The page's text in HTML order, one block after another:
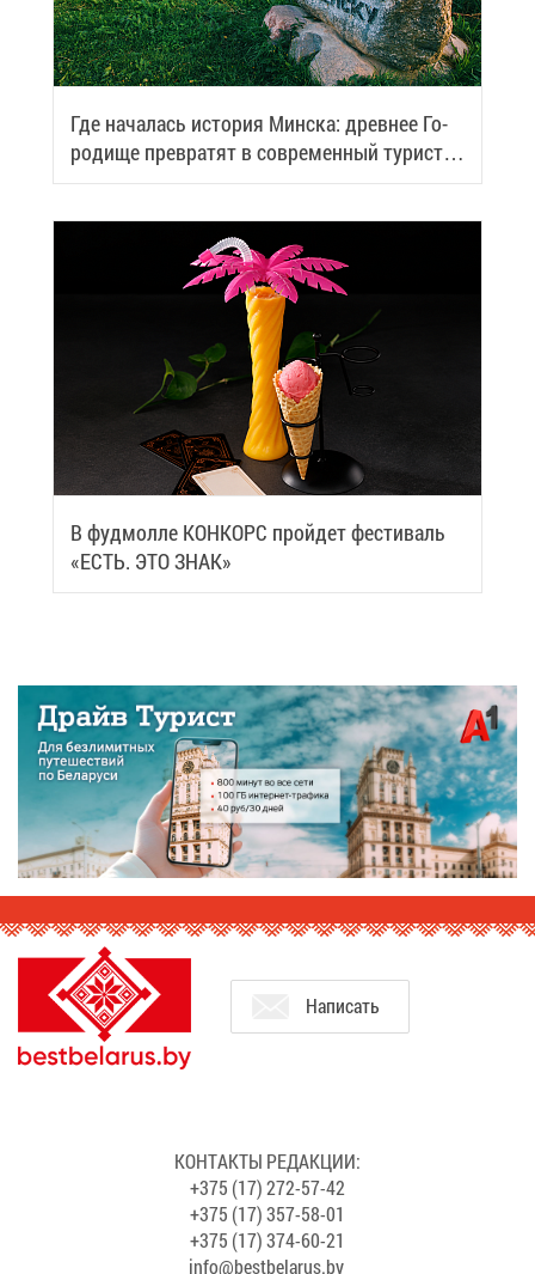
Где на­ча­лась ис­то­рия Мин­ска: древ­нее Го­
ро­ди­ще пре­вра­тят в со­вре­мен­ный ту­ри­сти­
че­ский центр
В фуд­мол­ле КОН­КОРС прой­дет фе­сти­валь
«ЕСТЬ. ЭТО ЗНАК»
На­пи­сать
КОН­ТАК­ТЫ РЕ­ДАК­ЦИИ:
+375 (17) 272-57-42
+375 (17) 357-58-01
+375 (17) 374-60-21
info@​bes​tbel​arus.​by